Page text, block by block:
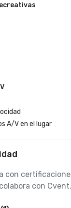
A/V en el lugar
con
con Cvent.